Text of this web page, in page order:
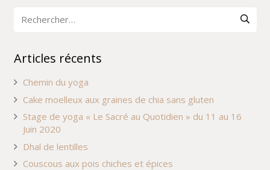
Rechercher :
Articles récents
Chemin du yoga
Cake moelleux aux graines de chia sans gluten
Stage de yoga « Le Sacré au Quotidien » du 11 au 16
Juin 2020
Dhal de lentilles
Couscous aux pois chiches et épices